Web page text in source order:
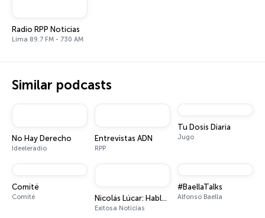
Radio RPP Noticias
Lima 89.7 FM - 730 AM
Similar podcasts
No Hay Derecho
Ideeleradio
Entrevistas ADN
RPP
Tu Dosis Diaria
Jugo
Comité
Comité Nicolás Lúcar: Hablemos Claro
Exitosa Noticias
#BaellaTalks
Alfonso Baella